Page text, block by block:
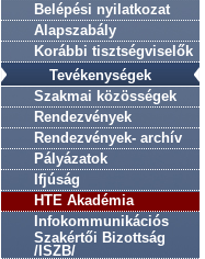
Belépési nyilatkozat
Alapszabály
Korábbi tisztségviselők
Tevékenységek
Szakmai közösségek
Rendezvények
Rendezvények- archív
Pályázatok
Ifjúság
HTE Akadémia
Infokommunikációs
Szakértői Bizottság
/ISZB/